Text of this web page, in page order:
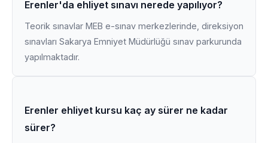
Erenler'da ehliyet sınavı nerede yapılıyor?
Teorik sınavlar MEB e-sınav merkezlerinde, direksiyon
sınavları Sakarya Emniyet Müdürlüğü sınav parkurunda
yapılmaktadır.
Erenler ehliyet kursu kaç ay sürer ne kadar
sürer?